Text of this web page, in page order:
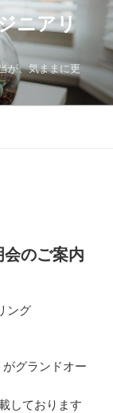
ニアリ
が、気ままに更
のご案内
ング
グランドオー
しております